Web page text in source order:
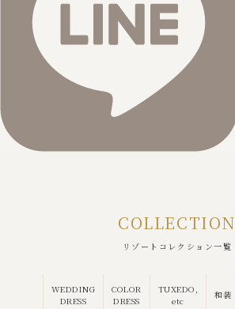
COLLECTION
リゾートコレクション一覧
WEDDING
DRESS
COLOR
DRESS
TUXEDO,
etc
和装